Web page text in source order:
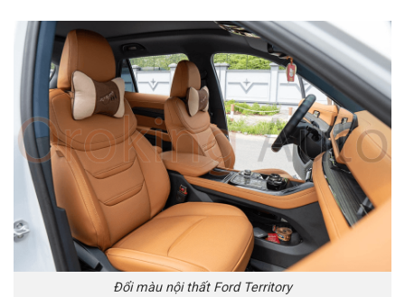
Đổi màu nội thất Ford Territory